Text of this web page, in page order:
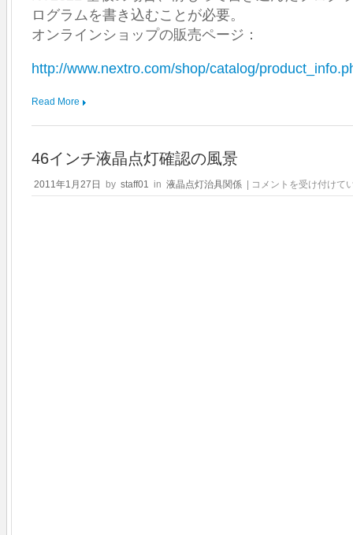
ル
ログラムを書き込むことが必要。
オンラインショップの販売ページ：
http://www.nextro.com/shop/catalog/
Read More
46インチ液晶点灯確認の風景
2011年1月27日 by staff01 in 液晶点灯治具関係 | 46
イ
コメントを受け付けて